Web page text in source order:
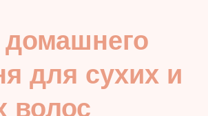
для сухих и
волос